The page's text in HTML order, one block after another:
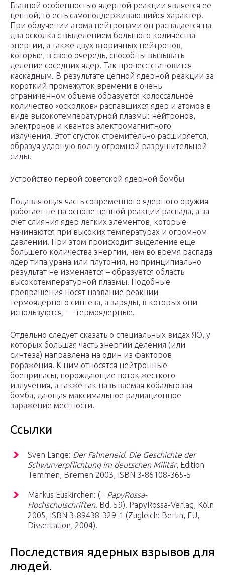
Главной особенностью ядерной реакции является ее
цепной, то есть самоподдерживающийся характер.
При облучении атома нейтронами он распадается на
два осколка с выделением большого количества
энергии, а также двух вторичных нейтронов,
которые, в свою очередь, способны вызывать
деление соседних ядер. Так процесс становится
каскадным. В результате цепной ядерной реакции за
короткий промежуток времени в очень
ограниченном объеме образуется колоссальное
количество «осколков» распавшихся ядер и атомов в
виде высокотемпературной плазмы: нейтронов,
электронов и квантов электромагнитного
излучения. Этот сгусток стремительно расширяется,
образуя ударную волну огромной разрушительной
силы.
Устройство первой советской ядерной бомбы
Подавляющая часть современного ядерного оружия
работает не на основе цепной реакции распада, а за
счет слияния ядер легких элементов, которые
начинаются при высоких температурах и огромном
давлении. При этом происходит выделение еще
большего количества энергии, чем во время распада
ядер типа урана или плутония, но принципиально
результат не изменяется – образуется область
высокотемпературной плазмы. Подобные
превращения носят название реакции
термоядерного синтеза, а заряды, в которых они
используются, — термоядерные.
Отдельно следует сказать о специальных видах ЯО, у
которых большая часть энергии деления (или
синтеза) направлена на один из факторов
поражения. К ним относятся нейтронные
боеприпасы, порождающие поток жесткого
излучения, а также так называемая кобальтовая
бомба, дающая максимальное радиационное
заражение местности.
Ссылки
Sven Lange: Der Fahneneid. Die Geschichte der
Schwurverpflichtung im deutschen Militär, Edition
Temmen, Bremen 2003, ISBN 3-86108-365-5
Markus Euskirchen: (= PapyRossa-
Hochschulschriften. Bd. 59). PapyRossa-Verlag, Köln
2005, ISBN 3-89438-329-1 (Zugleich: Berlin, FU,
Dissertation, 2004).
Последствия ядерных взрывов для
людей.